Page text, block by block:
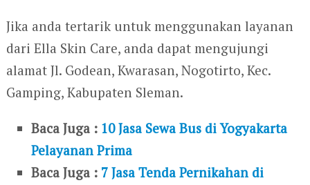
Jika anda tertarik untuk menggunakan layanan
dari Ella Skin Care, anda dapat mengujungi
alamat Jl. Godean, Kwarasan, Nogotirto, Kec.
Gamping, Kabupaten Sleman.
Baca Juga : 10 Jasa Sewa Bus di Yogyakarta
Pelayanan Prima
Baca Juga : 7 Jasa Tenda Pernikahan di